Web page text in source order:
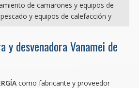
de camarones y equipos de
y equipos de calefacción y
y desvenadora Vanamei de
como fabricante y proveedor